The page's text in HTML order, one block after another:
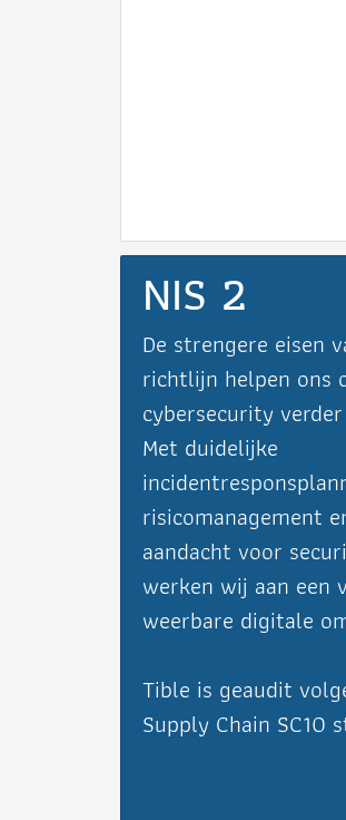
NIS 2
De strengere eisen
richtlijn helpen ons
cybersecurity
Met duidelijke
risicomanagement
aandacht voor
werken wij aan een
weerbare digitale
Tible is geaudit
Supply Chain SC10